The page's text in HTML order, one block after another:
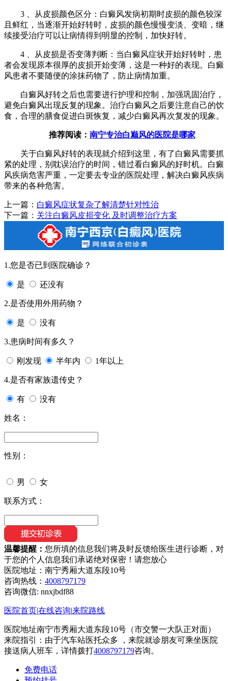
3 、从皮损颜色区分：白癜风发病初期时皮损的颜色较深
且鲜红，当逐渐开始好转时，皮损的颜色慢慢变淡、变暗，继
续接受治疗可以让病情得到明显的控制，加快好转。
4 、从皮损是否变薄判断：当白癜风症状开始好转时，患
者会发现原本很厚的皮损开始变薄，这是一种好的表现。白癜
风患者不要随便的涂抹药物了，防止病情加重。
白癜风好转之后也需要进行护理和控制，加强巩固治疗，
避免白癜风出现反复的现象。治疗白癜风之后要注意自己的饮
食，合理的膳食促进白斑恢复，减少白癜风再次复发的现象。
推荐阅读： 南宁专治白巅风的医院是哪家
关于白癜风好转的表现就介绍到这里，有了白癜风需要抓
紧的处理，别耽误治疗的时间，错过看白癜风的好时机。白癜
风疾病危害严重，一定要去专业的医院处理，解决白癜风疾病
带来的各种危害。
上一篇： 白癜风症状复杂了解清楚针对性治
下一篇： 关注白癜风皮损变化 及时调整治疗方案
1.您是否已到医院确诊？
是 还没有
2.是否使用外用药物？
是 没有
3.患病时间有多久？
刚发现 半年内 1年以上
4.是否有家族遗传史？
有 没有
姓名：
性别：
男 女
联系方式：
温馨提醒： 您所填的信息我们将及时反馈给医生进行诊断，对
于您的个人信息我们承诺绝对保密！请您放心
医院地址：南宁秀厢大道东段10号
咨询热线： 4008797179
咨询微信: nnxjbdf88
医院首页|在线咨询|来院路线
医院地址南宁市秀厢大道东段10号（市交警一大队正对面）
来院指引：由于汽车站医托众多 ，来院就诊朋友可乘坐医院
接送病人班车，详情拨打4008797179咨询。
免费电话